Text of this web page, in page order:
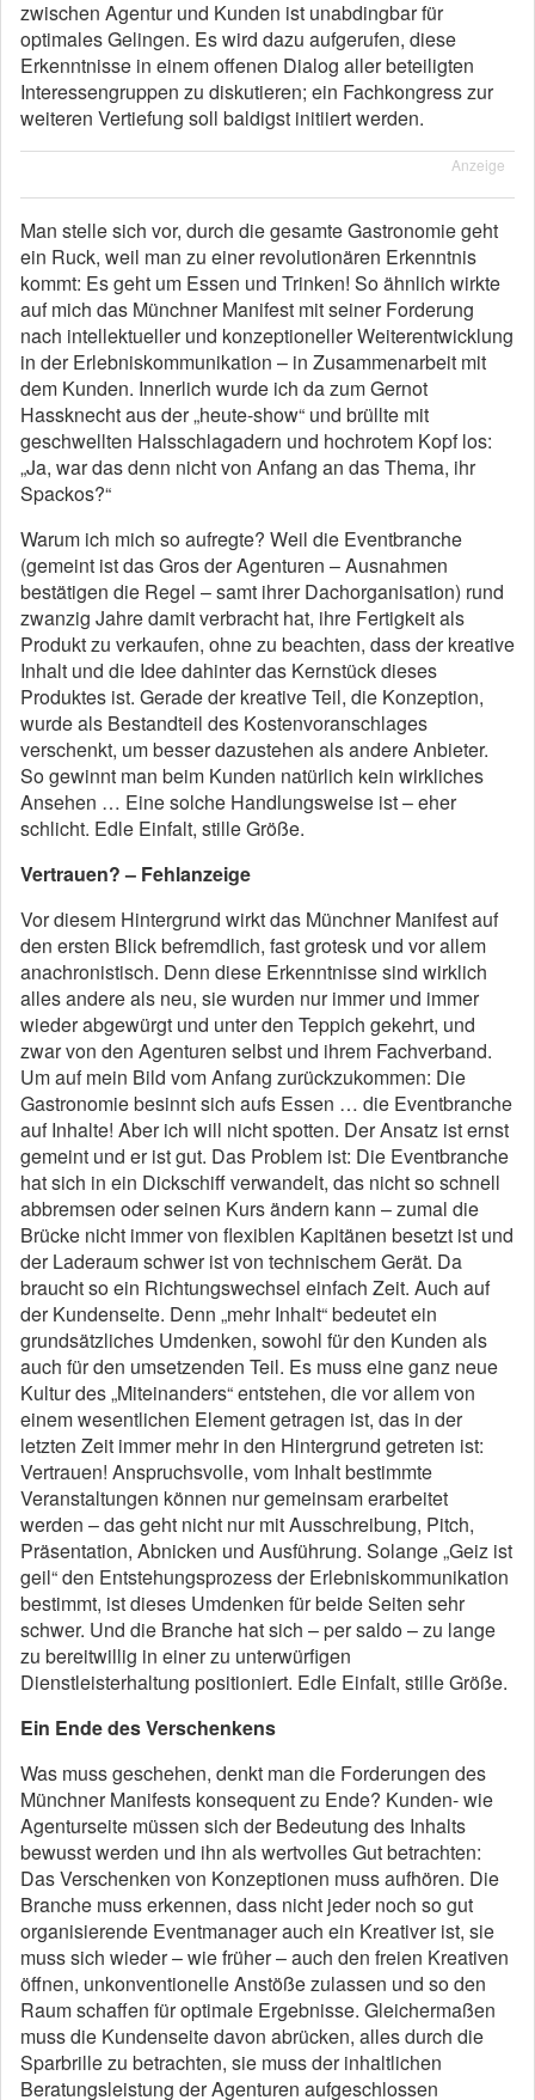
zwischen Agentur und Kunden ist unabdingbar für
optimales Gelingen. Es wird dazu aufgerufen, diese
Erkenntnisse in einem offenen Dialog aller beteiligten
Interessengruppen zu diskutieren; ein Fachkongress zur
weiteren Vertiefung soll baldigst initiiert werden.
Anzeige
Man stelle sich vor, durch die gesamte Gastronomie geht
ein Ruck, weil man zu einer revolutionären Erkenntnis
kommt: Es geht um Essen und Trinken! So ähnlich wirkte
auf mich das Münchner Manifest mit seiner Forderung
nach intellektueller und konzeptioneller Weiterentwicklung
in der Erlebniskommunikation – in Zusammenarbeit mit
dem Kunden. Innerlich wurde ich da zum Gernot
Hassknecht aus der „heute-show“ und brüllte mit
geschwellten Halsschlagadern und hochrotem Kopf los:
„Ja, war das denn nicht von Anfang an das Thema, ihr
Spackos?“
Warum ich mich so aufregte? Weil die Eventbranche
(gemeint ist das Gros der Agenturen – Ausnahmen
bestätigen die Regel – samt ihrer Dachorganisation) rund
zwanzig Jahre damit verbracht hat, ihre Fertigkeit als
Produkt zu verkaufen, ohne zu beachten, dass der kreative
Inhalt und die Idee dahinter das Kernstück dieses
Produktes ist. Gerade der kreative Teil, die Konzeption,
wurde als Bestandteil des Kostenvoranschlages
verschenkt, um besser dazustehen als andere Anbieter.
So gewinnt man beim Kunden natürlich kein wirkliches
Ansehen … Eine solche Handlungsweise ist – eher
schlicht. Edle Einfalt, stille Größe.
Vertrauen? – Fehlanzeige
Vor diesem Hintergrund wirkt das Münchner Manifest auf
den ersten Blick befremdlich, fast grotesk und vor allem
anachronistisch. Denn diese Erkenntnisse sind wirklich
alles andere als neu, sie wurden nur immer und immer
wieder abgewürgt und unter den Teppich gekehrt, und
zwar von den Agenturen selbst und ihrem Fachverband.
Um auf mein Bild vom Anfang zurückzukommen: Die
Gastronomie besinnt sich aufs Essen … die Eventbranche
auf Inhalte! Aber ich will nicht spotten. Der Ansatz ist ernst
gemeint und er ist gut. Das Problem ist: Die Eventbranche
hat sich in ein Dickschiff verwandelt, das nicht so schnell
abbremsen oder seinen Kurs ändern kann – zumal die
Brücke nicht immer von flexiblen Kapitänen besetzt ist und
der Laderaum schwer ist von technischem Gerät. Da
braucht so ein Richtungswechsel einfach Zeit. Auch auf
der Kundenseite. Denn „mehr Inhalt“ bedeutet ein
grundsätzliches Umdenken, sowohl für den Kunden als
auch für den umsetzenden Teil. Es muss eine ganz neue
Kultur des „Miteinanders“ entstehen, die vor allem von
einem wesentlichen Element getragen ist, das in der
letzten Zeit immer mehr in den Hintergrund getreten ist:
Vertrauen! Anspruchsvolle, vom Inhalt bestimmte
Veranstaltungen können nur gemeinsam erarbeitet
werden – das geht nicht nur mit Ausschreibung, Pitch,
Präsentation, Abnicken und Ausführung. Solange „Geiz ist
geil“ den Entstehungsprozess der Erlebniskommunikation
bestimmt, ist dieses Umdenken für beide Seiten sehr
schwer. Und die Branche hat sich – per saldo – zu lange
zu bereitwillig in einer zu unterwürfigen
Dienstleisterhaltung positioniert. Edle Einfalt, stille Größe.
Ein Ende des Verschenkens
Was muss geschehen, denkt man die Forderungen des
Münchner Manifests konsequent zu Ende? Kunden- wie
Agenturseite müssen sich der Bedeutung des Inhalts
bewusst werden und ihn als wertvolles Gut betrachten:
Das Verschenken von Konzeptionen muss aufhören. Die
Branche muss erkennen, dass nicht jeder noch so gut
organisierende Eventmanager auch ein Kreativer ist, sie
muss sich wieder – wie früher – auch den freien Kreativen
öffnen, unkonventionelle Anstöße zulassen und so den
Raum schaffen für optimale Ergebnisse. Gleichermaßen
muss die Kundenseite davon abrücken, alles durch die
Sparbrille zu betrachten, sie muss der inhaltlichen
Beratungsleistung der Agenturen aufgeschlossen